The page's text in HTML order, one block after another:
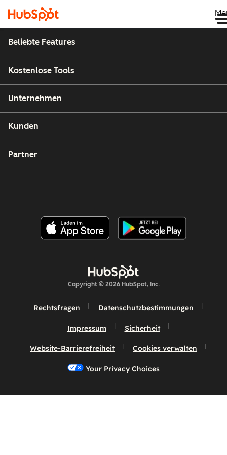
Beliebte Features
Kostenlose Tools
Unternehmen
Kunden
Partner
Copyright © 2026 HubSpot, Inc.
Rechtsfragen Datenschutzbestimmungen
Impressum Sicherheit
Website-Barrierefreiheit Cookies verwalten
Your Privacy Choices